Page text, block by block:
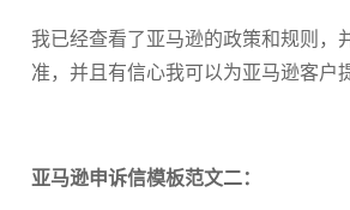
我已经查看了亚马逊的政策和规则，
准，并且有信心我可以为亚马逊客户
亚马逊申诉信模板范文二：